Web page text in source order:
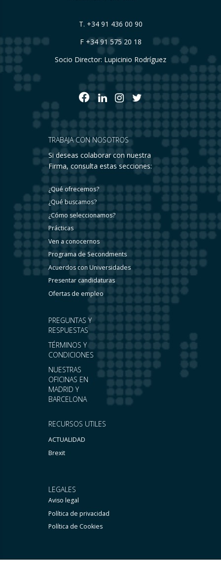
T. +34 91 436 00 90
F +34 91 575 20 18
Socio Director: Lupicinio Rodríguez
RECURSOS UTILES
ACTUALIDAD
Brexit
PREGUNTAS Y
RESPUESTAS
TÉRMINOS Y
CONDICIONES
NUESTRAS
OFICINAS EN
MADRID Y
BARCELONA
TRABAJA CON NOSOTROS
Si deseas colaborar con nuestra
Firma, consulta estas secciones:
¿Qué ofrecemos?
¿Qué buscamos?
¿Cómo seleccionamos?
Prácticas
Ven a conocernos
Programa de Secondments
Acuerdos con Universidades
Presentar candidaturas
Ofertas de empleo
LEGALES
Aviso legal
Política de privacidad
Política de Cookies